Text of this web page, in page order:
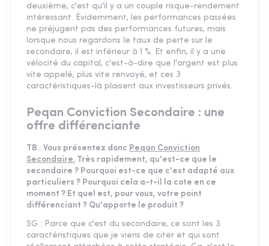
deuxième, c'est qu'il y a un couple risque-rendement
intéressant. Évidemment, les performances passées
ne préjugent pas des performances futures, mais
lorsque nous regardons le taux de perte sur le
secondaire, il est inférieur à 1 %. Et enfin, il y a une
vélocité du capital, c'est-à-dire que l'argent est plus
vite appelé, plus vite renvoyé, et ces 3
caractéristiques-là plaisent aux investisseurs privés.
Peqan Conviction Secondaire : une
offre différenciante
TB : Vous présentez donc Peqan Conviction
Secondaire. Très rapidement, qu'est-ce que le
secondaire ? Pourquoi est-ce que c'est adapté aux
particuliers ? Pourquoi cela a-t-il la cote en ce
moment ? Et quel est, pour vous, votre point
différenciant ? Qu'apporte le produit ?
SG : Parce que c'est du secondaire, ce sont les 3
caractéristiques que je viens de citer et qui sont